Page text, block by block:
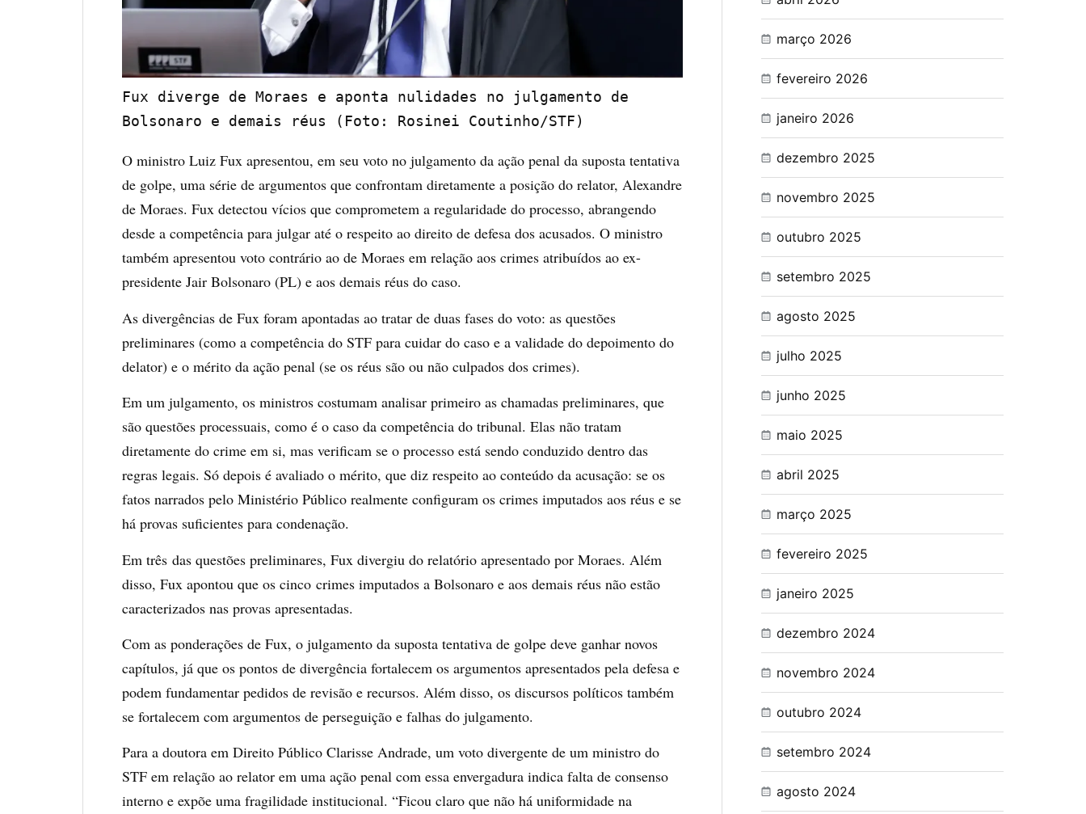
Fux diverge de Moraes e aponta nulidades no julgamento de
Bolsonaro e demais réus (Foto: Rosinei Coutinho/STF)
O ministro Luiz Fux apresentou, em seu voto no julgamento da ação penal da suposta tentativa
de golpe, uma série de argumentos que confrontam diretamente a posição do relator, Alexandre
de Moraes. Fux detectou vícios que comprometem a regularidade do processo, abrangendo
desde a competência para julgar até o respeito ao direito de defesa dos acusados. O ministro
também apresentou voto contrário ao de Moraes em relação aos crimes atribuídos ao ex-
presidente Jair Bolsonaro (PL) e aos demais réus do caso.
As divergências de Fux foram apontadas ao tratar de duas fases do voto: as questões
preliminares (como a competência do STF para cuidar do caso e a validade do depoimento do
delator) e o mérito da ação penal (se os réus são ou não culpados dos crimes).
Em um julgamento, os ministros costumam analisar primeiro as chamadas preliminares, que
são questões processuais, como é o caso da competência do tribunal. Elas não tratam
diretamente do crime em si, mas verificam se o processo está sendo conduzido dentro das
regras legais. Só depois é avaliado o mérito, que diz respeito ao conteúdo da acusação: se os
fatos narrados pelo Ministério Público realmente configuram os crimes imputados aos réus e se
há provas suficientes para condenação.
Em três das questões preliminares, Fux divergiu do relatório apresentado por Moraes. Além
disso, Fux apontou que os cinco crimes imputados a Bolsonaro e aos demais réus não estão
caracterizados nas provas apresentadas.
Com as ponderações de Fux, o julgamento da suposta tentativa de golpe deve ganhar novos
capítulos, já que os pontos de divergência fortalecem os argumentos apresentados pela defesa e
podem fundamentar pedidos de revisão e recursos. Além disso, os discursos políticos também
se fortalecem com argumentos de perseguição e falhas do julgamento.
Para a doutora em Direito Público Clarisse Andrade, um voto divergente de um ministro do
STF em relação ao relator em uma ação penal com essa envergadura indica falta de consenso
interno e expõe uma fragilidade institucional. “Ficou claro que não há uniformidade na
março 2026
fevereiro 2026
janeiro 2026
dezembro 2025
novembro 2025
outubro 2025
setembro 2025
agosto 2025
julho 2025
junho 2025
maio 2025
abril 2025
março 2025
fevereiro 2025
janeiro 2025
dezembro 2024
novembro 2024
outubro 2024
setembro 2024
agosto 2024